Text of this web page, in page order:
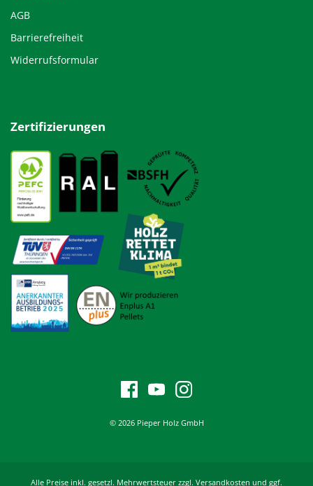
AGB
Barrierefreiheit
Widerrufsformular
Zertifizierungen
© 2026 Pieper Holz GmbH
Alle Preise inkl. gesetzl. Mehrwertsteuer zzgl. Versandkosten und ggf.